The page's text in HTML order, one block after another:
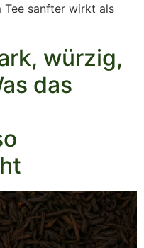
Tee sanfter wirkt als
würzig,
das